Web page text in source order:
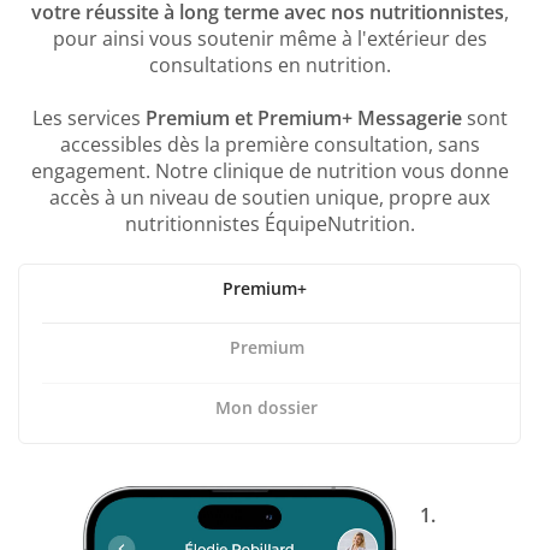
votre réussite à long terme avec nos nutritionnistes,
pour ainsi vous soutenir même à l'extérieur des
consultations en nutrition.
Les services Premium et Premium+ Messageriesont
accessibles dès la première consultation, sans
engagement. Notre clinique de nutrition vous donne
accès à un niveau de soutien unique, propre aux
nutritionnistes ÉquipeNutrition.
Premium+
Premium
Mon dossier
1.